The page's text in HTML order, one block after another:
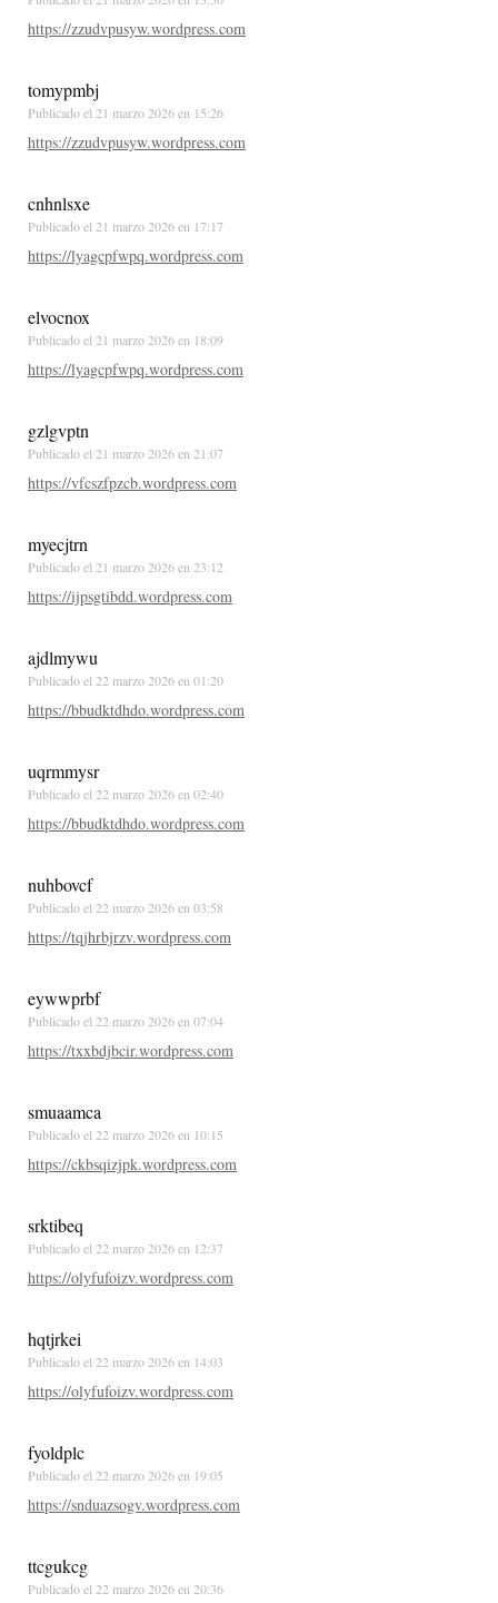
https://zzudvpusyw.wordpress.com
tomypmbj
Publicado el 21 marzo 2026 en 15:26
https://zzudvpusyw.wordpress.com
cnhnlsxe
Publicado el 21 marzo 2026 en 17:17
https://lyagcpfwpq.wordpress.com
elvocnox
Publicado el 21 marzo 2026 en 18:09
https://lyagcpfwpq.wordpress.com
gzlgvptn
Publicado el 21 marzo 2026 en 21:07
https://vfcszfpzcb.wordpress.com
myecjtrn
Publicado el 21 marzo 2026 en 23:12
https://ijpsgtibdd.wordpress.com
ajdlmywu
Publicado el 22 marzo 2026 en 01:20
https://bbudktdhdo.wordpress.com
uqrmmysr
Publicado el 22 marzo 2026 en 02:40
https://bbudktdhdo.wordpress.com
nuhbovcf
Publicado el 22 marzo 2026 en 03:58
https://tqjhrbjrzv.wordpress.com
eywwprbf
Publicado el 22 marzo 2026 en 07:04
https://txxbdjbcir.wordpress.com
smuaamca
Publicado el 22 marzo 2026 en 10:15
https://ckbsqizjpk.wordpress.com
srktibeq
Publicado el 22 marzo 2026 en 12:37
https://olyfufoizv.wordpress.com
hqtjrkei
Publicado el 22 marzo 2026 en 14:03
https://olyfufoizv.wordpress.com
fyoldplc
Publicado el 22 marzo 2026 en 19:05
https://snduazsogv.wordpress.com
ttcgukcg
Publicado el 22 marzo 2026 en 20:36